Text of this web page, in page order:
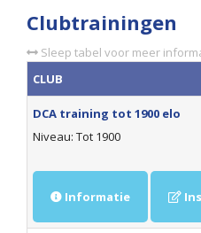
Clubtrainingen
Sleep tabel voor meer
CLUB
DCA training tot 1900 elo
Niveau: Tot 1900
Informatie